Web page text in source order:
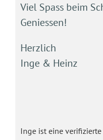
Viel Spass beim
Geniessen!
Herzlich
Inge & Heinz
Inge ist eine